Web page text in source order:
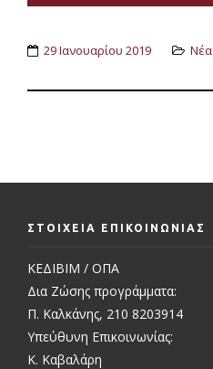
29 Ιανουαρίου 2019 Νέα
ΣΤΟΙΧΕΙΑ ΕΠΙΚΟΙΝΩΝΙΑΣ
ΚΕΔΙΒΙΜ / ΟΠΑ
Δια Ζώσης προγράμματα:
Π. Καλκάνης, 210 8203914
Υπεύθυνη Επικοινωνίας:
Κ. Καβαλάρη